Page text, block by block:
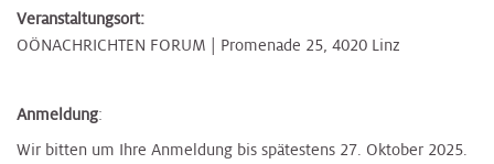
Veranstaltungsort:
OÖNACHRICHTEN FORUM | Promenade 25, 4020 Linz
Anmeldung:
Wir bitten um Ihre Anmeldung bis spätestens 27. Oktober 2025.